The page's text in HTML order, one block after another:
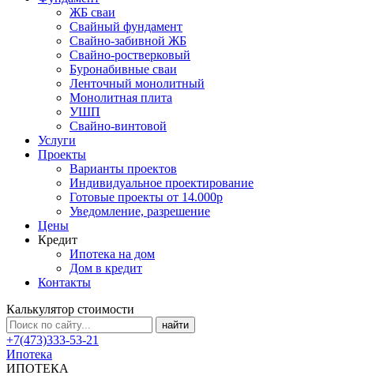
ЖБ сваи
Свайный фундамент
Свайно-забивной ЖБ
Свайно-ростверковый
Буронабивные сваи
Ленточный монолитный
Монолитная плита
УШП
Свайно-винтовой
Услуги
Проекты
Варианты проектов
Индивидуальное проектирование
Готовые проекты от 14.000р
Уведомление, разрешение
Цены
Кредит
Ипотека на дом
Дом в кредит
Контакты
Калькулятор стоимости
+7(473)333-53-21
Ипотека
ИПОТЕКА